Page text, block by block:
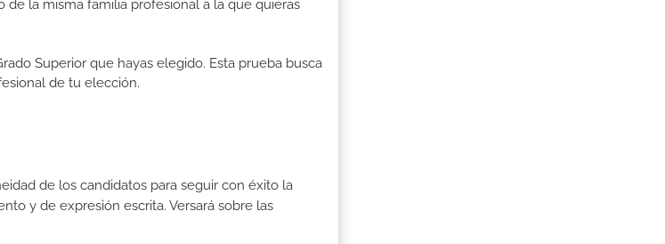
la misma familia profesional a la que quieras
Superior que hayas elegido. Esta prueba busca
de tu elección.
de los candidatos para seguir con éxito la
y de expresión escrita. Versará sobre las